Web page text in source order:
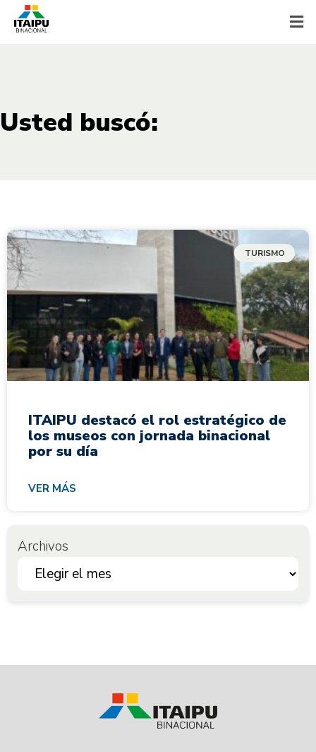
Usted buscó:
TURISMO
ITAIPU destacó el rol estratégico de
los museos con jornada binacional
por su día
VER MÁS
Archivos